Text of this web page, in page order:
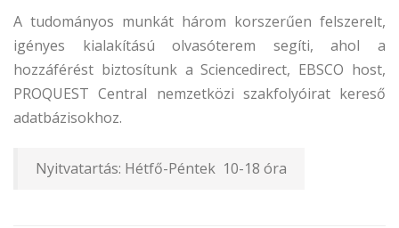
A tudományos munkát három korszerűen felszerelt,
igényes kialakítású olvasóterem segíti, ahol a
hozzáférést biztosítunk a Sciencedirect, EBSCO host,
PROQUEST Central nemzetközi szakfolyóirat kereső
adatbázisokhoz.
Nyitvatartás: Hétfő-Péntek 10-18 óra